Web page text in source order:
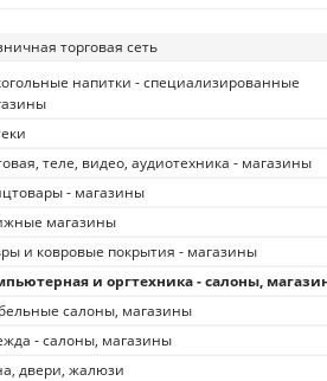
торговая сеть
напитки - специализированные
теле, видео, аудиотехника - магазины
- магазины
магазины
и ковровые покрытия - магазины
и оргтехника - салоны,
салоны, магазины
- салоны, магазины
двери, жалюзи